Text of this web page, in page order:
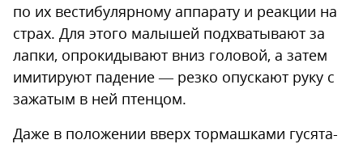
по их вестибулярному аппарату и реакции на
страх. Для этого малышей подхватывают за
лапки, опрокидывают вниз головой, а затем
имитируют падение — резко опускают руку с
зажатым в ней птенцом.
Даже в положении вверх тормашками гусята-